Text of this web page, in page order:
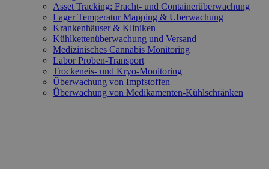
Asset Tracking: Fracht- und Containerüberwachung
Lager Temperatur Mapping & Überwachung
Krankenhäuser & Kliniken
Kühlkettenüberwachung und Versand
Medizinisches Cannabis Monitoring
Labor Proben-Transport
Trockeneis- und Kryo-Monitoring
Überwachung von Impfstoffen
Überwachung von Medikamenten-Kühlschränken